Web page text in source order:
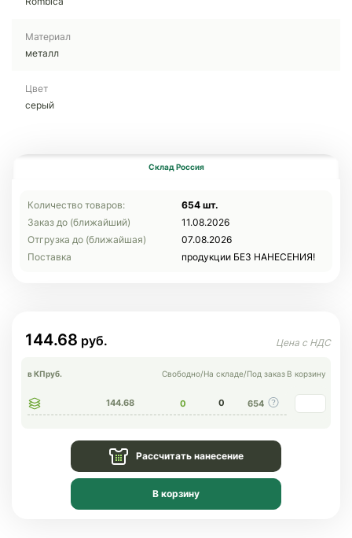
Материал
металл
Цвет
серый
Склад Россия
Количество товаров:
654 шт.
Заказ до (ближайший)
11.08.2026
Отгрузка до (ближайшая)
07.08.2026
Поставка
продукции БЕЗ НАНЕСЕНИЯ!
144.68
в КПруб. Свободно/На складе/Под заказ В корзину
144.68 0 0 654
Рассчитать нанесение
В корзину